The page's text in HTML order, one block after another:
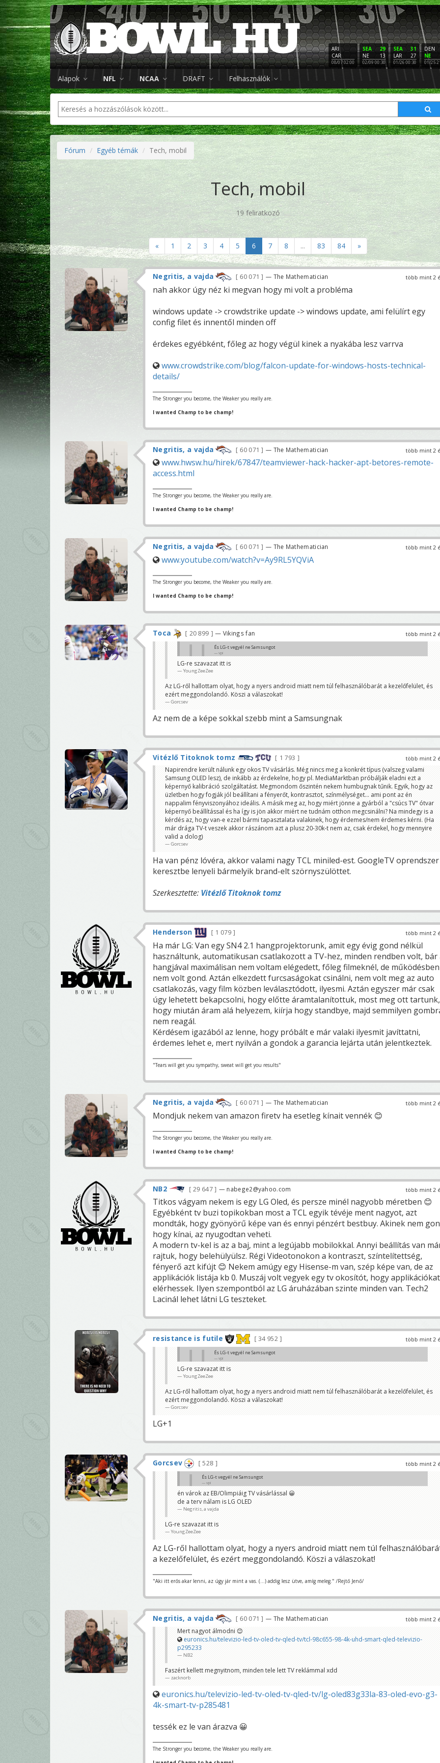
ARI
CAR
08/07 02:00
29
SEA
13
NE
02/09 00:30
31
SEA
27
LAR
01/26 00:30
DEN
NE
01/25
Alapok NFL NCAA DRAFT Felhasználók
Fórum Egyéb témák Tech, mobil
Tech, mobil
19 feliratkozó
« 1 2 3 4 5 6 7 8 ... 83 84 »
több mint 2
Negritis, a vajda 60 071 — The Mathematician
nah akkor úgy néz ki megvan hogy mi volt a probléma
windows update -> crowdstrike update -> windows update, ami felülírt egy
config filet és innentől minden off
érdekes egyébként, főleg az hogy végül kinek a nyakába lesz varrva
www.crowdstrike.com/blog/falcon-update-for-windows-hosts-technical-
details/
The Stronger you become, the Weaker you really are.
I wanted Champ to be champ!
több mint 2
Negritis, a vajda 60 071 — The Mathematician
www.hwsw.hu/hirek/67847/teamviewer-hack-hacker-apt-betores-remote-
access.html
The Stronger you become, the Weaker you really are.
I wanted Champ to be champ!
több mint 2
Negritis, a vajda 60 071 — The Mathematician
www.youtube.com/watch?v=Ay9RL5YQViA
The Stronger you become, the Weaker you really are.
I wanted Champ to be champ!
több mint 2
Toca 20 899 — Vikings fan
És LG-t vegyél ne Samsungot
vpi
LG +1
zacknorb
én várok az EB/Olimpiáig TV vásárlással 😀
de a terv nálam is LG OLED
Negritis, a vajda
LG-re szavazat itt is
YoungZeeZee
Az LG-ről hallottam olyat, hogy a nyers android miatt nem túl felhasználóbarát a kezelőfelület, és
ezért meggondolandó. Köszi a válaszokat!
Gorcsev
Az nem de a képe sokkal szebb mint a Samsungnak
több mint 2
Vitézlő Titoknok tomz
1 793
Napirendre került nálunk egy okos TV vásárlás. Még nincs meg a konkrét típus (valszeg valami
Samsung OLED lesz), de inkább az érdekelne, hogy pl. MediaMarktban próbálják eladni ezt a
képernyő kalibráció szolgáltatást. Megmondom őszintén nekem humbugnak tűnik. Egyik, hogy az
üzletben hogy fogják jól beállítani a fényerőt, kontrasztot, színmélységet... ami pont az én
nappalim fényviszonyához ideális. A másik meg az, hogy miért jönne a gyárból a "csúcs TV" ótvar
képernyő beállítással és ha így is jön akkor miért ne tudnám otthon megcsinálni? Na mindegy is a
kérdés az, hogy van-e ezzel bármi tapasztalata valakinek, hogy érdemes/nem érdemes kérni. (Ha
már drága TV-t veszek akkor rászánom azt a plusz 20-30k-t nem az, csak érdekel, hogy mennyire
valid a dolog)
Gorcsev
Ha van pénz lóvéra, akkor valami nagy TCL miniled-est. GoogleTV oprendszer
keresztbe lenyeli bármelyik brand-elt szörnyszülöttet.
Szerkesztette: Vitézlő Titoknok tomz
több mint 2
Henderson 1 079
Ha már LG: Van egy SN4 2.1 hangprojektorunk, amit egy évig gond nélkül
használtunk, automatikusan csatlakozott a TV-hez, minden rendben volt, bár
hangjával maximálisan nem voltam elégedett, főleg filmeknél, de működésben
nem volt gond. Aztán elkezdett furcsaságokat csinálni, nem volt meg az auto
csatlakozás, vagy film közben leválasztódott, ilyesmi. Aztán egyszer már csak
úgy lehetett bekapcsolni, hogy előtte áramtalanítottuk, most meg ott tartunk,
hogy miután áram alá helyezem, kiírja hogy standbye, majd semmilyen
nem reagál.
Kérdésem igazából az lenne, hogy próbált e már valaki ilyesmit javíttatni,
érdemes lehet e, mert nyilván a gondok a garancia lejárta után jelentkeztek.
"Tears will get you sympathy, sweat will get you results"
több mint 2
Negritis, a vajda 60 071 — The Mathematician
Mondjuk nekem van amazon firetv ha esetleg kínait vennék 😊
The Stronger you become, the Weaker you really are.
I wanted Champ to be champ!
több mint 2
NB2 29 647 — nabege2@yahoo.com
Titkos vágyam nekem is egy LG Oled, és persze minél nagyobb méretben 😊
Egyébként tv buzi topikokban most a TCL egyik tévéje ment nagyot, azt
mondták, hogy gyönyörű képe van és ennyi pénzért bestbuy. Akinek nem
hogy kínai, az nyugodtan veheti.
A modern tv-kel is az a baj, mint a legújabb mobilokkal. Annyi beállítás van
rajtuk, hogy belehülyülsz. Régi Videotonokon a kontraszt, színtelítettség,
fényerő azt kifújt 😊 Nekem amúgy egy Hisense-m van, szép képe van, de az
applikációk listája kb 0. Muszáj volt vegyek egy tv okosítót, hogy applikációkat
elérhessek. Ilyen szempontból az LG áruházában szinte minden van. Tech2
Lacinál lehet látni LG teszteket.
több mint 2
resistance is futile 34 952
És LG-t vegyél ne Samsungot
vpi
LG +1
zacknorb
én várok az EB/Olimpiáig TV vásárlással 😀
de a terv nálam is LG OLED
Negritis, a vajda
LG-re szavazat itt is
YoungZeeZee
Az LG-ről hallottam olyat, hogy a nyers android miatt nem túl felhasználóbarát a kezelőfelület, és
ezért meggondolandó. Köszi a válaszokat!
Gorcsev
LG+1
több mint 2
Gorcsev 528
És LG-t vegyél ne Samsungot
vpi
LG +1
zacknorb
én várok az EB/Olimpiáig TV vásárlással 😀
de a terv nálam is LG OLED
Negritis, a vajda
LG-re szavazat itt is
YoungZeeZee
Az LG-ről hallottam olyat, hogy a nyers android miatt nem túl
a kezelőfelület, és ezért meggondolandó. Köszi a válaszokat!
"Aki itt erős akar lenni, az úgy jár mint a vas. (...) addig lesz ütve, amíg meleg." /Rejtő Jenő/
több mint 2
Negritis, a vajda 60 071 — The Mathematician
Mert nagyot álmodni 😊
euronics.hu/televizio-led-tv-oled-tv-qled-tv/tcl-98c655-98-4k-uhd-smart-qled-televizio-
p295233
NB2
Faszért kellett megnyitnom, minden tele lett TV reklámmal xdd
zacknorb
euronics.hu/televizio-led-tv-oled-tv-qled-tv/lg-oled83g33la-83-oled-evo-g3-
4k-smart-tv-p285481
tessék ez le van árazva 😀
The Stronger you become, the Weaker you really are.